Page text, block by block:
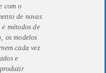
com o
de novas
métodos de
os modelos
cada vez
e